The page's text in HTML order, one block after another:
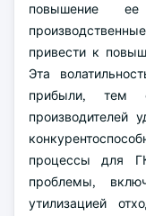
повышение
привести к
Эта
прибыли, тем
производителей
процессы для
проблемы,
утилизацией